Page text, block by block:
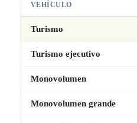
VEHÍCULO
Turismo
Turismo ejecutivo
Monovolumen
Monovolumen grande